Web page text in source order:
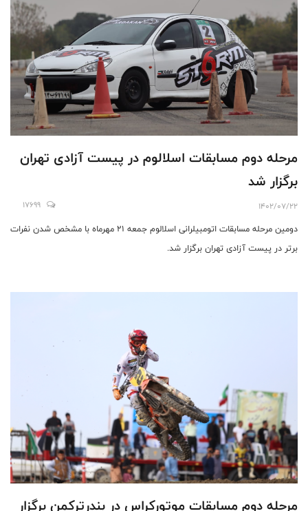
مرحله دوم مسابقات اسلالوم در پیست آزادی تهران
برگزار شد
1402/07/22
17699
دومین مرحله مسابقات اتومبیلرانی اسلالوم جمعه 21 مهرماه با مشخص شدن نفرات
برتر در پیست آزادی تهران برگزار شد.
مرحله دوم مسابقات موتورکراس در بندرترکمن برگزار